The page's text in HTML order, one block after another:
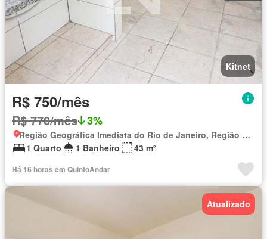
Kitnet
R$ 750/mês
R$ 770/mês 3%
Região Geográfica Imediata do Rio de Janeiro, Região Metropolitana do Rio de Janeiro
1 Quarto
1 Banheiro 43 m²
Há 16 horas em QuintoAndar
Atualizado